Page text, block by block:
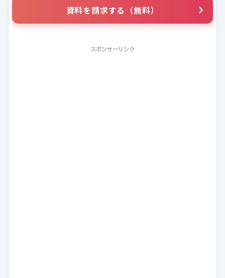
資料を請求する（無料）
スポンサーリンク